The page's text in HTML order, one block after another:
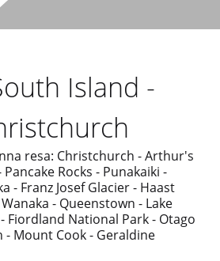
Island -
resa: Christchurch - Arthur's
Rocks - Punakaiki -
- Franz Josef Glacier - Haast
- Queenstown - Lake
Fiordland National Park - Otago
- Mount Cook - Geraldine